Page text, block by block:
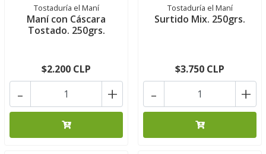
Tostaduría el Maní
Maní con Cáscara
Tostado. 250grs.
$2.200 CLP
+
-
Tostaduría el Maní
Surtido Mix. 250grs.
$3.750 CLP
+
-